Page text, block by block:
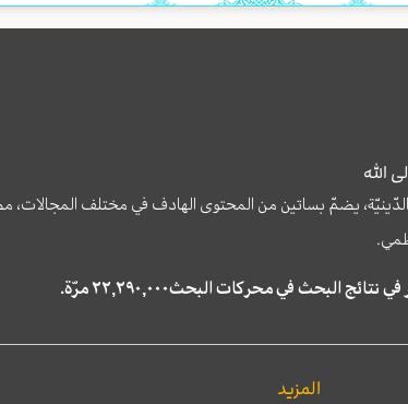
الله
الدّينيّة، يضمّ بساتين من المحتوى الهادف في مختلف
المزيد